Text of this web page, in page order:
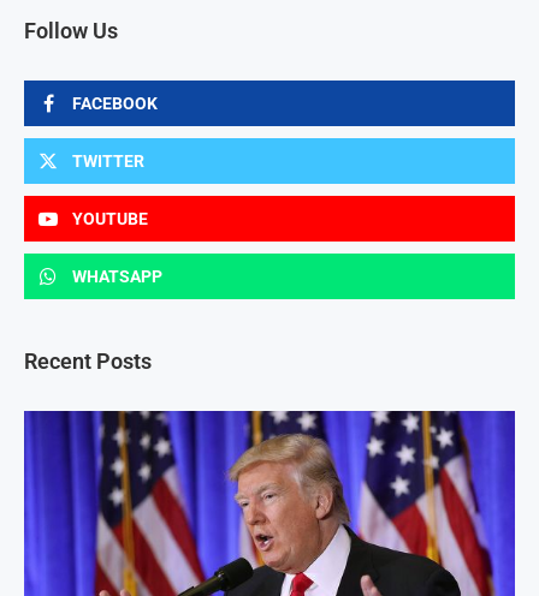
Follow Us
FACEBOOK
TWITTER
YOUTUBE
WHATSAPP
Recent Posts